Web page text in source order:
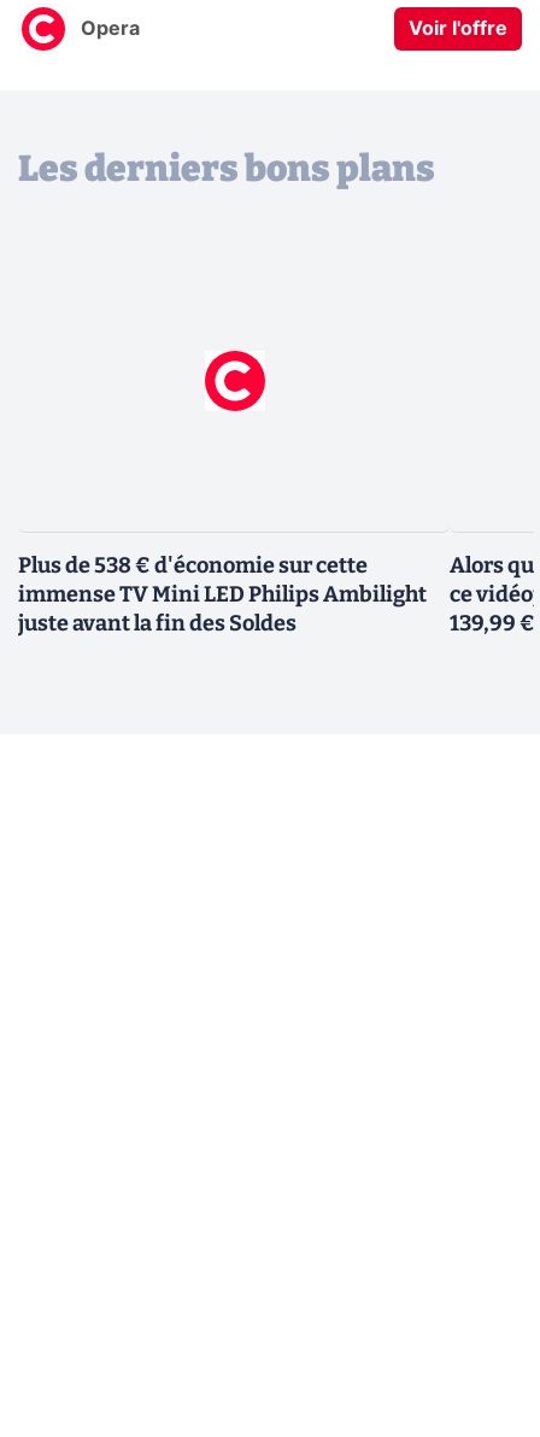
Opera Voir l'offre
Les derniers bons plans
Plus de 538 € d'économie sur cette
immense TV Mini LED Philips Ambilight
juste avant la fin des Soldes
Alors
ce
139,99 €